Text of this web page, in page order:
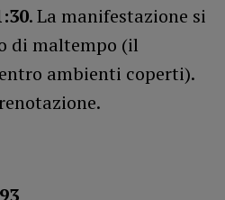
. La manifestazione si
di maltempo (il
ambienti coperti).